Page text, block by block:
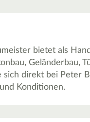
bietet als
Geländerbau,
sich direkt bei Peter
Konditionen.